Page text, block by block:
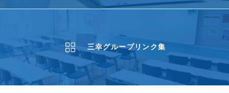
三幸グループリンク集